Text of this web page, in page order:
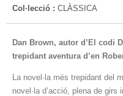
Col·lecció : CLÀSSICA
Dan Brown, autor d’El codi
trepidant aventura d’en
La novel·la més trepidant del
novel·la d’acció, plena de